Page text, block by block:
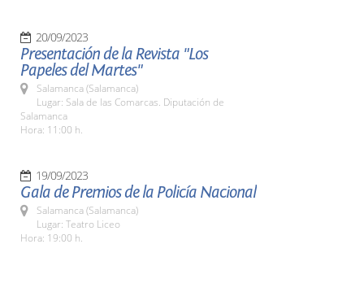
20/09/2023
Presentación de la Revista "Los
Papeles del Martes"
Salamanca (Salamanca)
Lugar: Sala de las Comarcas. Diputación de
Salamanca
Hora: 11:00 h.
19/09/2023
Gala de Premios de la Policía Nacional
Salamanca (Salamanca)
Lugar: Teatro Liceo
Hora: 19:00 h.